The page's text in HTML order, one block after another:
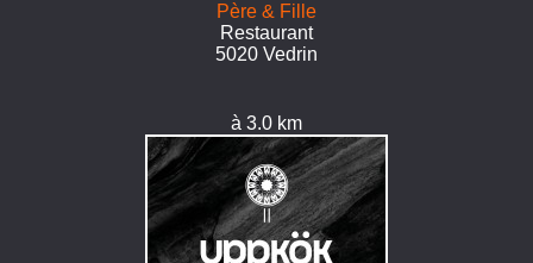
Père & Fille
Restaurant
5020 Vedrin
à 3.0 km